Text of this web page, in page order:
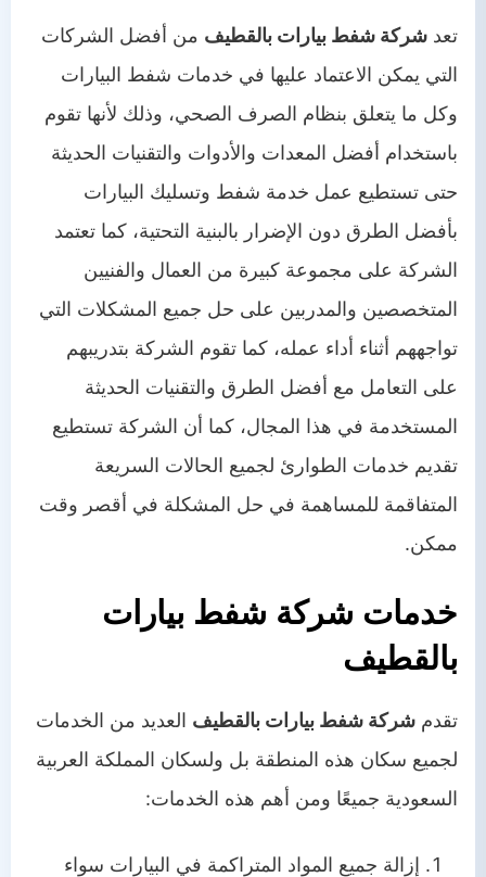
تعد شركة شفط بيارات بالقطيف من أفضل الشركات
التي يمكن الاعتماد عليها في خدمات شفط البيارات
وكل ما يتعلق بنظام الصرف الصحي، وذلك لأنها تقوم
باستخدام أفضل المعدات والأدوات والتقنيات الحديثة
حتى تستطيع عمل خدمة شفط وتسليك البيارات
بأفضل الطرق دون الإضرار بالبنية التحتية، كما تعتمد
الشركة على مجموعة كبيرة من العمال والفنيين
المتخصصين والمدربين على حل جميع المشكلات التي
تواجههم أثناء أداء عمله، كما تقوم الشركة بتدريبهم
على التعامل مع أفضل الطرق والتقنيات الحديثة
المستخدمة في هذا المجال، كما أن الشركة تستطيع
تقديم خدمات الطوارئ لجميع الحالات السريعة
المتفاقمة للمساهمة في حل المشكلة في أقصر وقت
ممكن.
خدمات شركة شفط بيارات
بالقطيف
تقدم شركة شفط بيارات بالقطيف العديد من الخدمات
لجميع سكان هذه المنطقة بل ولسكان المملكة العربية
السعودية جميعًا ومن أهم هذه الخدمات:
إزالة جميع المواد المتراكمة في البيارات سواء